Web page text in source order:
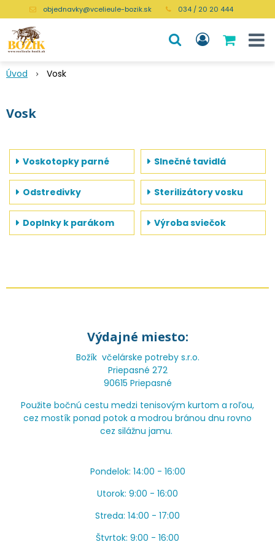
objednavky@vcelieule-bozik.sk 034 / 20 20 444
Úvod Vosk
Vosk
Voskotopky parné Slnečné tavidlá
Odstredivky Sterilizátory vosku
Doplnky k parákom Výroba sviečok
Výdajné miesto:
Božík včelárske potreby s.r.o.
Priepasné 272
90615 Priepasné
Použite bočnú cestu medzi tenisovým kurtom a roľou,
cez mostík ponad potok a modrou bránou dnu rovno
cez silážnu jamu.
Pondelok: 14:00 - 16:00
Utorok: 9:00 - 16:00
Streda: 14:00 - 17:00
Štvrtok: 9:00 - 16:00